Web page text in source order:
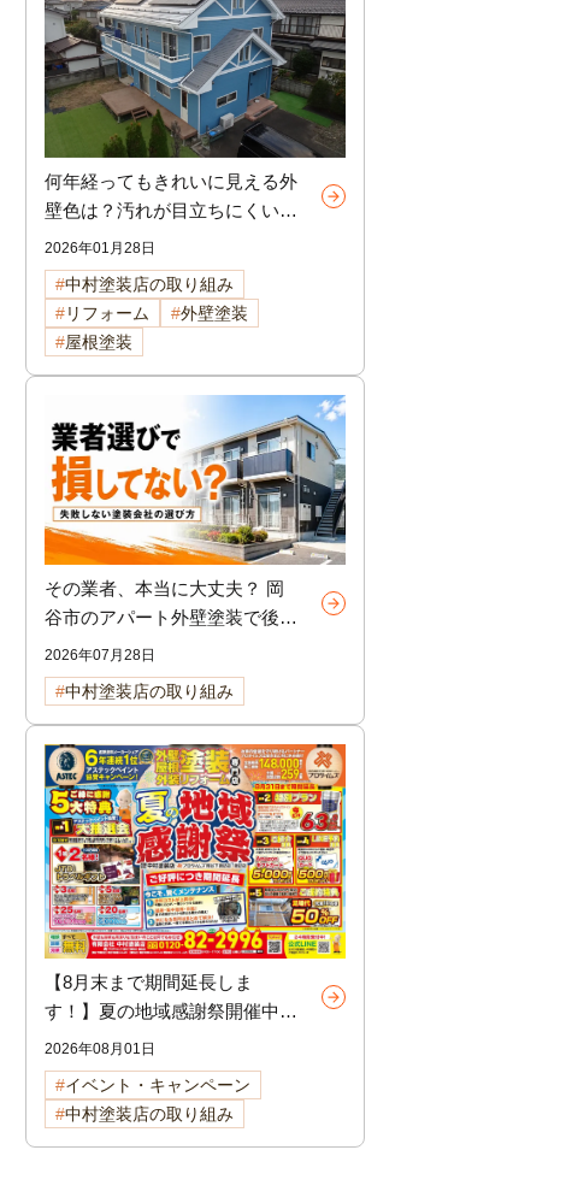
何年経ってもきれいに見える外
壁色は？汚れが目立ちにくい色
TOP5 諏訪市外壁塗装
2026年01月28日
中村塗装店の取り組み
リフォーム
外壁塗装
屋根塗装
その業者、本当に大丈夫？ 岡
谷市のアパート外壁塗装で後悔
しないための選び方
2026年07月28日
中村塗装店の取り組み
【8月末まで期間延長しま
す！】夏の地域感謝祭開催中！
外壁・屋根リフォームをご検討
中の方へ
2026年08月01日
イベント・キャンペーン
中村塗装店の取り組み